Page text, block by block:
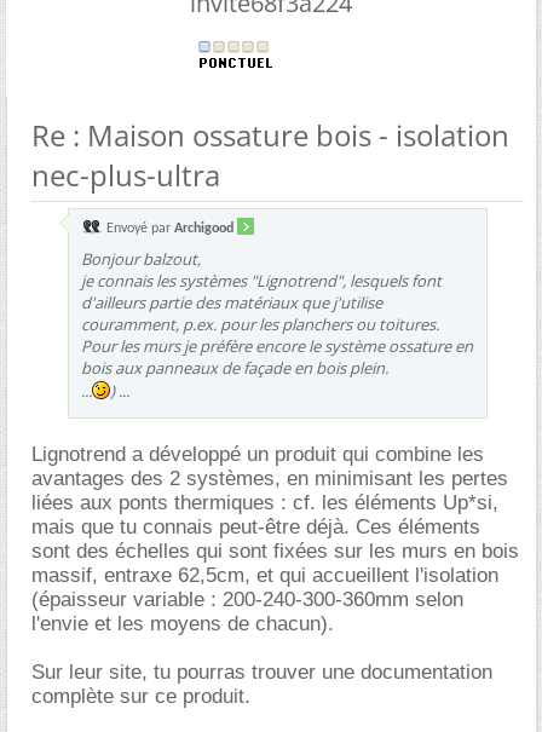
Re : Maison ossature bois - isolation
nec-plus-ultra
Envoyé par Archigood
Bonjour balzout,
je connais les systèmes "Lignotrend", lesquels font
d'ailleurs partie des matériaux que j'utilise
couramment, p.ex. pour les planchers ou toitures.
Pour les murs je préfère encore le système ossature en
bois aux panneaux de façade en bois plein.
...
) ...
Lignotrend a développé un produit qui combine les
avantages des 2 systèmes, en minimisant les pertes
liées aux ponts thermiques : cf. les éléments Up*si,
mais que tu connais peut-être déjà. Ces éléments
sont des échelles qui sont fixées sur les murs en bois
massif, entraxe 62,5cm, et qui accueillent l'isolation
(épaisseur variable : 200-240-300-360mm selon
l'envie et les moyens de chacun).
Sur leur site, tu pourras trouver une documentation
complète sur ce produit.